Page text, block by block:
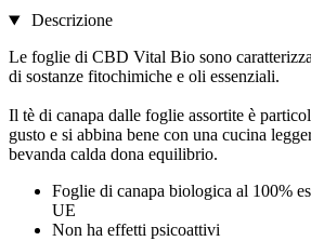
Descrizione
Le foglie di CBD Vital Bio sono
di sostanze fitochimiche e oli essenziali.
Il tè di canapa dalle foglie assortite è
gusto e si abbina bene con una cucina
bevanda calda dona equilibrio.
Foglie di canapa biologica al 100%
UE
Non ha effetti psicoattivi